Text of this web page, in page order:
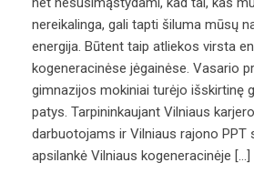
nereikalinga, gali tapti šiluma mūsų
energija. Būtent taip atliekos virsta
kogeneracinėse jėgainėse. Vasario
gimnazijos mokiniai turėjo išskirtinę
patys. Tarpininkaujant Vilniaus
darbuotojams ir Vilniaus rajono PPT
apsilankė Vilniaus kogeneracinėje […]